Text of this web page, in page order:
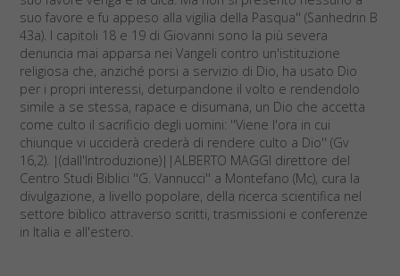
suo favore e fu appeso alla vigilia della Pasqua'' (Sanhedrin B
43a). I capitoli 18 e 19 di Giovanni sono la più severa
denuncia mai apparsa nei Vangeli contro un'istituzione
religiosa che, anziché porsi a servizio di Dio, ha usato Dio
per i propri interessi, deturpandone il volto e rendendolo
simile a se stessa, rapace e disumana, un Dio che accetta
come culto il sacrificio degli uomini: ''Viene l'ora in cui
chiunque vi ucciderà crederà di rendere culto a Dio'' (Gv
16,2). |(dall'Introduzione)||ALBERTO MAGGI direttore del
Centro Studi Biblici ''G. Vannucci'' a Montefano (Mc), cura la
divulgazione, a livello popolare, della ricerca scientifica nel
settore biblico attraverso scritti, trasmissioni e conferenze
in Italia e all'estero.